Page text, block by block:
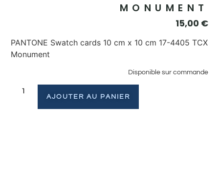
MONUMENT
15,00 €
PANTONE Swatch cards 10 cm x 10 cm 17-4405 TCX
Monument
Disponible sur commande
AJOUTER AU PANIER